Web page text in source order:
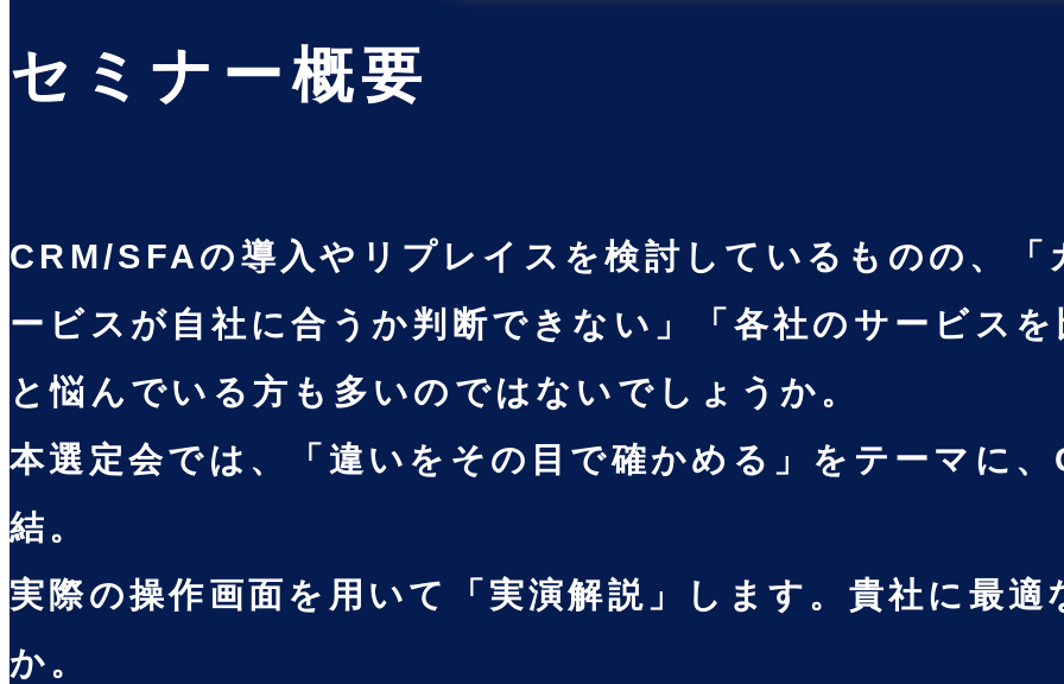
セミナー概要
CRM/SFAの導入やリプレイスを検討しているものの、
ービスが自社に合うか判断できない」「各社のサービス
と悩んでいる方も多いのではないでしょうか。
本選定会では、「違いをその目で確かめる」をテーマに
結。
実際の操作画面を用いて「実演解説」します。貴社に最
か。